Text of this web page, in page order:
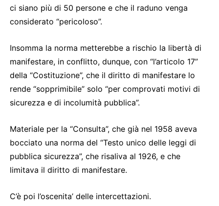
ci siano più di 50 persone e che il raduno venga
considerato “pericoloso”.
Insomma la norma metterebbe a rischio la libertà di
manifestare, in conflitto, dunque, con “l’articolo 17”
della “Costituzione”, che il diritto di manifestare lo
rende “sopprimibile” solo “per comprovati motivi di
sicurezza e di incolumità pubblica”.
Materiale per la “Consulta”, che già nel 1958 aveva
bocciato una norma del “Testo unico delle leggi di
pubblica sicurezza”, che risaliva al 1926, e che
limitava il diritto di manifestare.
C’è poi l’oscenita’ delle intercettazioni.